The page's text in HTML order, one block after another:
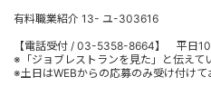
有料職業紹介 13- ユ-303616
【電話受付 / 03-5358-8664】 平日
※「ジョブレストランを見た」と伝えて
※土日はWEBからの応募のみ受け付けて